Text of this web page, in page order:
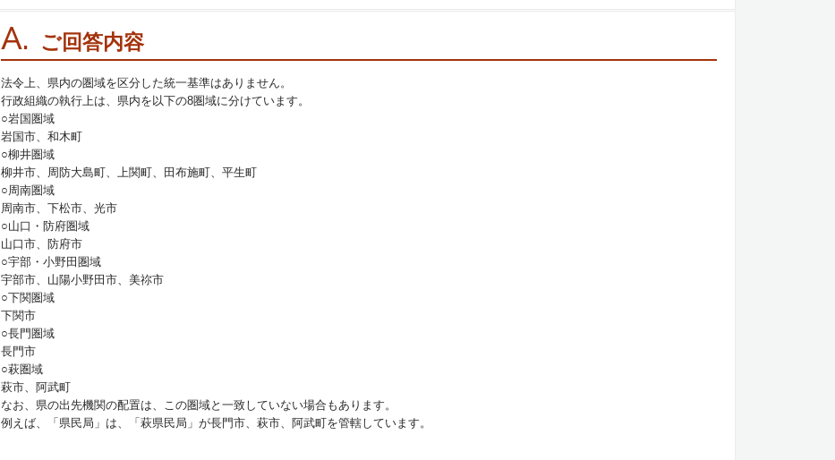
A. ご回答内容
法令上、県内の圏域を区分した統一基準はありません。
行政組織の執行上は、県内を以下の8圏域に分けています。
○岩国圏域
岩国市、和木町
○柳井圏域
柳井市、周防大島町、上関町、田布施町、平生町
○周南圏域
周南市、下松市、光市
○山口・防府圏域
山口市、防府市
○宇部・小野田圏域
宇部市、山陽小野田市、美祢市
○下関圏域
下関市
○長門圏域
長門市
○萩圏域
萩市、阿武町
なお、県の出先機関の配置は、この圏域と一致していない場合もあります。
例えば、「県民局」は、「萩県民局」が長門市、萩市、阿武町を管轄しています。